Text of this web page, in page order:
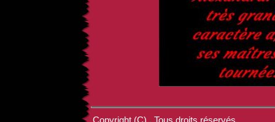
Copyright (C) . Tous droits réservés.